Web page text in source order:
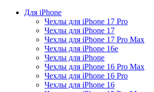
Для iPhone
Чехлы для iPhone 17 Pro
Чехлы для iPhone 17
Чехлы для iPhone 17 Pro Max
Чехлы для iPhone 16e
Чехлы для iPhone
Чехлы для iPhone 16 Pro Max
Чехлы для iPhone 16 Pro
Чехлы для iPhone 16